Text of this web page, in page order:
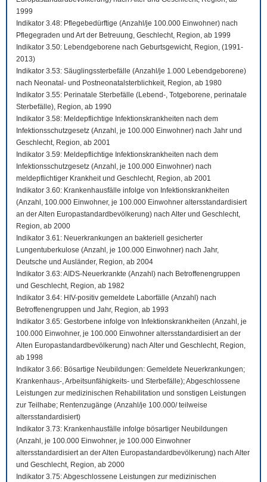
1999
Indikator 3.48: Pflegebedürftige (Anzahl/je 100.000 Einwohner) nach
Pflegegraden und Art der Betreuung, Geschlecht, Region, ab 1999
Indikator 3.50: Lebendgeborene nach Geburtsgewicht, Region, (1991-
2013)
Indikator 3.53: Säuglingssterbefälle (Anzahl/je 1.000 Lebendgeborene)
nach Neonatal- und Postneonatalsterblichkeit, Region, ab 1980
Indikator 3.55: Perinatale Sterbefälle (Lebend-, Totgeborene, perinatale
Sterbefälle), Region, ab 1990
Indikator 3.58: Meldepflichtige Infektionskrankheiten nach dem
Infektionsschutzgesetz (Anzahl, je 100.000 Einwohner) nach Jahr und
Geschlecht, Region, ab 2001
Indikator 3.59: Meldepflichtige Infektionskrankheiten nach dem
Infektionsschutzgesetz (Anzahl, je 100.000 Einwohner) nach
meldepflichtiger Krankheit und Geschlecht, Region, ab 2001
Indikator 3.60: Krankenhausfälle infolge von Infektionskrankheiten
(Anzahl, 100.000 Einwohner, je 100.000 Einwohner altersstandardisiert
an der Alten Europastandardbevölkerung) nach Alter und Geschlecht,
Region, ab 2000
Indikator 3.61: Neuerkrankungen an bakteriell gesicherter
Lungentuberkulose (Anzahl, je 100.000 Einwohner) nach Jahr,
Deutsche und Ausländer, Region, ab 2004
Indikator 3.63: AIDS-Neuerkrankte (Anzahl) nach Betroffenengruppen
und Geschlecht, Region, ab 1982
Indikator 3.64: HIV-positiv gemeldete Laborfälle (Anzahl) nach
Betroffenengruppen und Jahr, Region, ab 1993
Indikator 3.65: Gestorbene infolge von Infektionskrankheiten (Anzahl, je
100.000 Einwohner, je 100.000 Einwohner altersstandardisiert an der
Alten Europastandardbevölkerung) nach Alter und Geschlecht, Region,
ab 1998
Indikator 3.66: Bösartige Neubildungen: Gemeldete Neuerkrankungen;
Krankenhaus-, Arbeitsunfähigkeits- und Sterbefälle); Abgeschlossene
Leistungen zur medizinischen Rehabilitation und sonstigen Leistungen
zur Teilhabe; Rentenzugänge (Anzahl/je 100.000/ teilweise
altersstandardisiert)
Indikator 3.73: Krankenhausfälle infolge bösartiger Neubildungen
(Anzahl, je 100.000 Einwohner, je 100.000 Einwohner
altersstandardisiert an der Alten Europastandardbevölkerung) nach Alter
und Geschlecht, Region, ab 2000
Indikator 3.75: Abgeschlossene Leistungen zur medizinischen